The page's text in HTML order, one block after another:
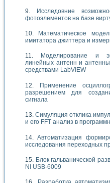
Исследовние
фотоэлементов на базе
Математическое
имитатора джиттера и
Моделирование и
линейных антенн и
средствами LabVIEW
Применение
разрешением для
сигнала
Симуляция отклика
и его FFT анализ в
Автоматизация
исследования переходных
Блок гальванической
NI USB-6009